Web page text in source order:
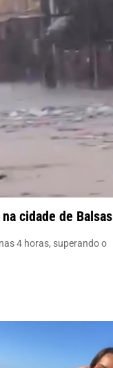
cidade de Balsas
4 horas, superando o